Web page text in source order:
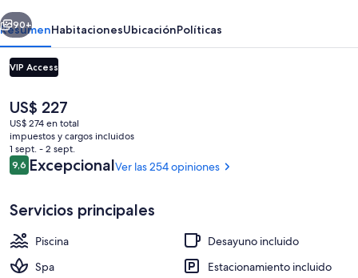
Siguiente
90+
ResumenHabitacionesUbicaciónPolíticas
VIP Access
El
precio
actual
es
de
US$ 227
US$ 227
US$ 274 en total
impuestos y cargos incluidos
1 sept. - 2 sept.
Opiniones
9,69,6 de 10
ExcepcionalVer las 254 opiniones
Servicios principales
Piscina
Desayuno incluido
Spa
Estacionamiento incluido